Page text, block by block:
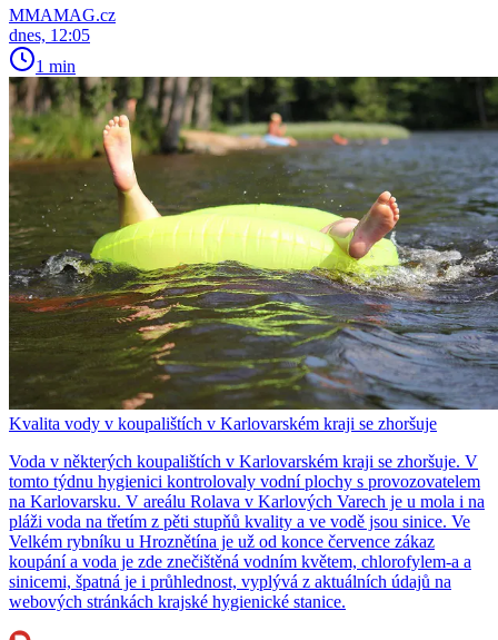
MMAMAG.cz
dnes, 12:05
1 min
Kvalita vody v koupalištích v Karlovarském kraji se zhoršuje
Voda v některých koupalištích v Karlovarském kraji se zhoršuje. V
tomto týdnu hygienici kontrolovaly vodní plochy s provozovatelem
na Karlovarsku. V areálu Rolava v Karlových Varech je u mola i na
pláži voda na třetím z pěti stupňů kvality a ve vodě jsou sinice. Ve
Velkém rybníku u Hroznětína je už od konce července zákaz
koupání a voda je zde znečištěná vodním květem, chlorofylem-a a
sinicemi, špatná je i průhlednost, vyplývá z aktuálních údajů na
webových stránkách krajské hygienické stanice.